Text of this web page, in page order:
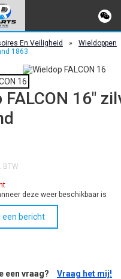
En Veiligheid » Wieldoppen
1863
16"
BTW
deze weer beschikbaar is
een bericht
een vraag? Vraag het mij!